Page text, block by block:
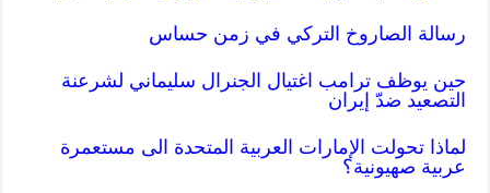
رسالة الصاروخ التركي في زمن حساس
حين يوظف ترامب اغتيال الجنرال سليماني لشرعنة
التصعيد ضدّ إيران
لماذا تحولت الإمارات العربية المتحدة الى مستعمرة
عربية صهيونية؟